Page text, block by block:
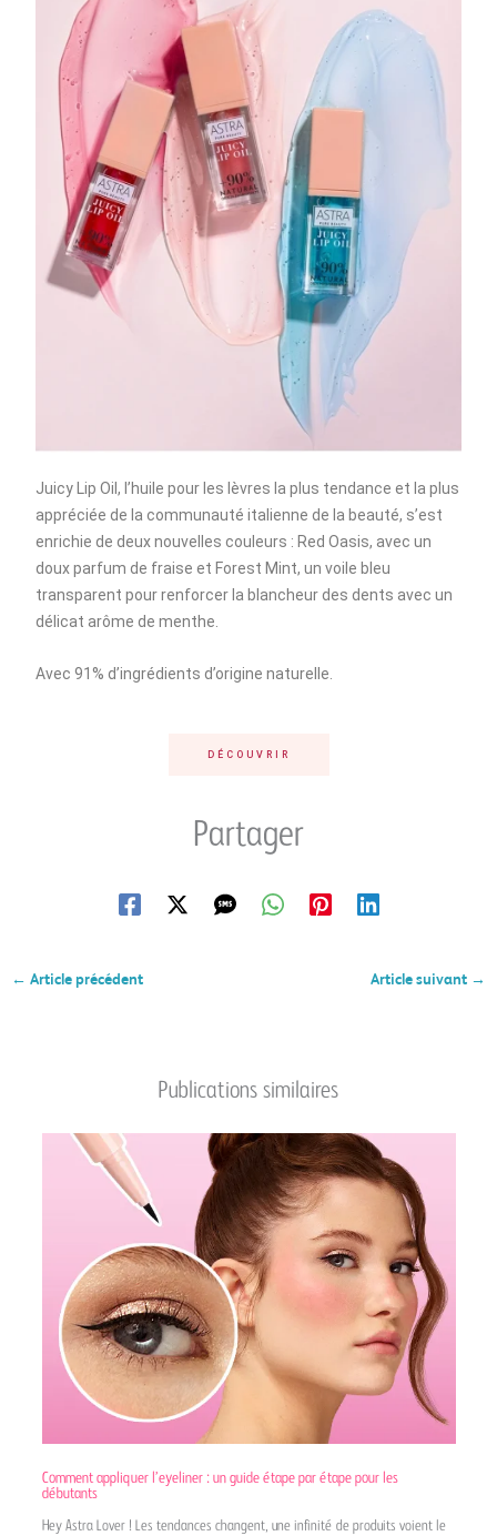
Juicy Lip Oil, l’huile pour les lèvres la plus tendance et la plus
appréciée de la communauté italienne de la beauté, s’est
enrichie de deux nouvelles couleurs : Red Oasis, avec un
doux parfum de fraise et Forest Mint, un voile bleu
transparent pour renforcer la blancheur des dents avec un
délicat arôme de menthe.
Avec 91% d’ingrédients d’origine naturelle.
DÉCOUVRIR
Partager
← Article précédent Article suivant →
Publications similaires
Comment appliquer l’eyeliner : un guide étape par étape pour les
débutants
Hey Astra Lover ! Les tendances changent, une infinité de produits voient le